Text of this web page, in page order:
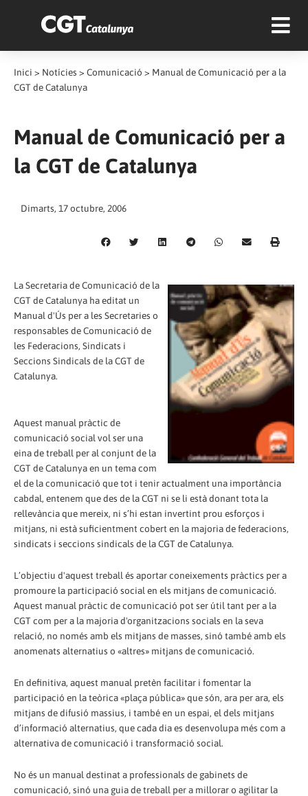
Inici > Notícies > Comunicació > Manual de Comunicació per a la
CGT de Catalunya
Manual de Comunicació per a
la CGT de Catalunya
Dimarts, 17 octubre, 2006
La Secretaria de Comunicació de la
CGT de Catalunya ha editat un
Manual d'Ús per a les Secretaries o
responsables de Comunicació de
les Federacions, Sindicats i
Seccions Sindicals de la CGT de
Catalunya.
Aquest manual pràctic de
comunicació social vol ser una
eina de treball per al conjunt de la
CGT de Catalunya en un tema com
el de la comunicació que tot i tenir actualment una importància
cabdal, entenem que des de la CGT ni se li està donant tota la
rellevància que mereix, ni s’hi estan invertint prou esforços i
mitjans, ni està suficientment cobert en la majoria de federacions,
sindicats i seccions sindicals de la CGT de Catalunya.
L’objectiu d'aquest treball és aportar coneixements pràctics per a
promoure la participació social en els mitjans de comunicació.
Aquest manual pràctic de comunicació pot ser útil tant per a la
CGT com per a la majoria d'organitzacions socials en la seva
relació, no només amb els mitjans de masses, sinó també amb els
anomenats alternatius o «altres» mitjans de comunicació.
En definitiva, aquest manual pretèn facilitar i fomentar la
participació en la teòrica «plaça pública» que són, ara per ara, els
mitjans de difusió massius, i també en un espai, el dels mitjans
d’informació alternatius, que cada dia es desenvolupa més com a
alternativa de comunicació i transformació social.
No és un manual destinat a professionals de gabinets de
comunicació, sinó una guia de treball per a millorar o agilitar la